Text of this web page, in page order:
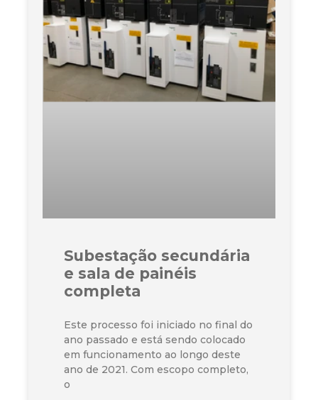
Subestação secundária
e sala de painéis
completa
Este processo foi iniciado no final do
ano passado e está sendo colocado
em funcionamento ao longo deste
ano de 2021. Com escopo completo,
o